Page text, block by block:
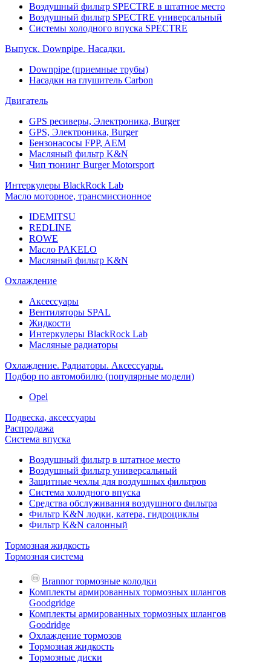
Воздушный фильтр SPECTRE в штатное место
Воздушный фильтр SPECTRE универсальный
Системы холодного впуска SPECTRE
Выпуск. Downpipe. Насадки.
Downpipe (приемные трубы)
Насадки на глушитель Carbon
Двигатель
GPS ресиверы, Электроника, Burger
GPS, Электроника, Burger
Бензонасосы FPP, AEM
Масляный фильтр K&N
Чип тюнинг Burger Motorsport
Интеркулеры BlackRock Lab
Масло моторное, трансмиссионное
IDEMITSU
REDLINE
ROWE
Масло PAKELO
Масляный фильтр K&N
Охлаждение
Аксессуары
Вентиляторы SPAL
Жидкости
Интеркулеры BlackRock Lab
Масляные радиаторы
Охлаждение. Радиаторы. Аксессуары.
Подбор по автомобилю (популярные модели)
Opel
Подвеска, аксессуары
Распродажа
Система впуска
Воздушный фильтр в штатное место
Воздушный фильтр универсальный
Защитные чехлы для воздушных фильтров
Система холодного впуска
Средства обслуживания воздушного фильтра
Фильтр K&N лодки, катера, гидроциклы
Фильтр K&N салонный
Тормозная жидкость
Тормозная система
Brannor тормозные колодки
Комплекты армированных тормозных шлангов
Goodgridge
Комплекты армированных тормозных шлангов
Goodridge
Охлаждение тормозов
Тормозная жидкость
Тормозные диски